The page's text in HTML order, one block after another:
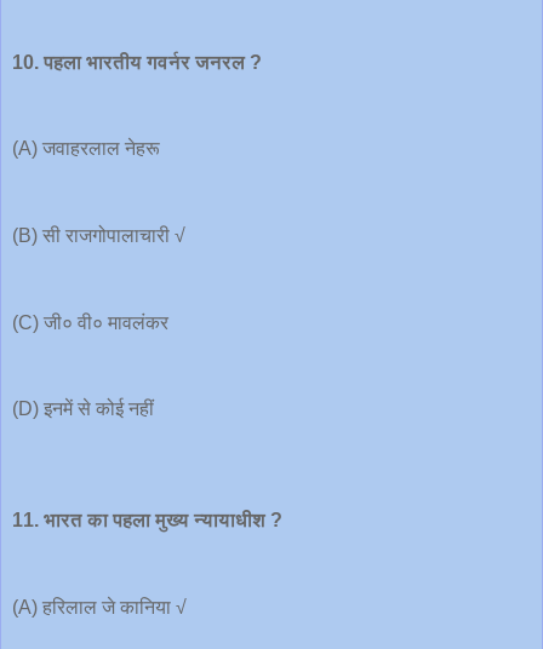
10. पहला भारतीय गवर्नर जनरल ?
(A) जवाहरलाल नेहरू
(B) सी राजगोपालाचारी √
(C) जी० वी० मावलंकर
(D) इनमें से कोई नहीं
11. भारत का पहला मुख्य न्यायाधीश ?
(A) हरिलाल जे कानिया √